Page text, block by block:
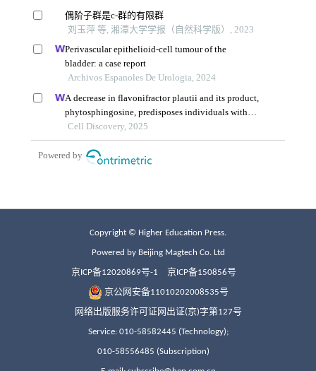
Copyright © Higher Education Press.
Powered by Beijing Magtech Co. Ltd
京ICP备12020869号-1 京ICP备150856号
京公网安备11010202008535号
网络出版服务许可证网出证(京)字第127号
Service: 010-58582445 (Technology);
010-58556485 (Subscription)